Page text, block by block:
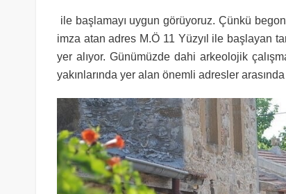
ile başlamayı uygun görüyoruz. Çünkü
imza atan adres M.Ö 11 Yüzyıl ile başlayan
yer alıyor. Günümüzde dahi arkeolojik
yakınlarında yer alan önemli adresler